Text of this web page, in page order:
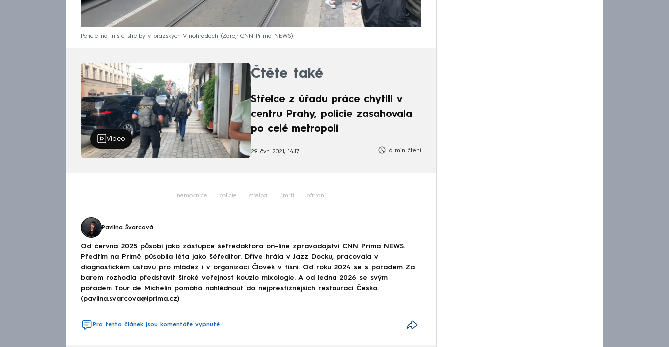
Policie na místě střelby v pražských Vinohradech Zdroj: CNN Prima NEWS
Video
Čtěte také
Střelce z úřadu práce chytili v
centru Prahy, policie zasahovala
po celé metropoli
29. čvn 2021, 14:17 6 min čtení
nemocnice policie střelba úmrtí pátrání
Pavlína Švarcová
Od června 2025 působí jako zástupce šéfredaktora on-line zpravodajství CNN Prima NEWS.
Předtím na Primě působila léta jako šéfeditor. Dříve hrála v Jazz Docku, pracovala v
diagnostickém ústavu pro mládež i v organizaci Člověk v tísni. Od roku 2024 se s pořadem Za
barem rozhodla představit široké veřejnost kouzlo mixologie. A od ledna 2026 se svým
pořadem Tour de Michelin pomáhá nahlédnout do nejprestižnějších restaurací Česka.
(pavlina.svarcova@iprima.cz)
Pro tento článek jsou komentáře vypnuté